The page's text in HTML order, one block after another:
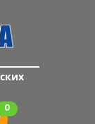
0